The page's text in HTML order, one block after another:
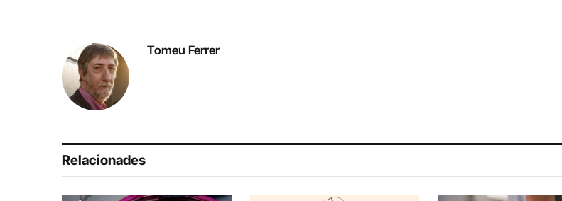
Tomeu Ferrer
Relacionades